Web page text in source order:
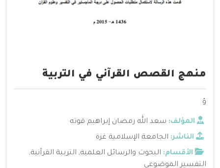
منهج القصص القرآني في التربية
ؤ
المؤلف: سعد الله رمضان إبراهيم قوته
الناشر: الجامعة الإسلامية غزة
الأقسام: البحوث والرسائل العلمية, التربية القرآنية,
التفسير الموضوعي